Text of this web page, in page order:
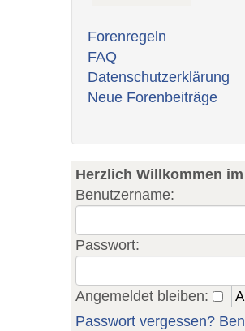
Forenregeln
FAQ
Datenschutzerklärung
Neue Forenbeiträge
Herzlich Willkommen
Benutzername:
Passwort:
Angemeldet bleiben:
Passwort vergessen?